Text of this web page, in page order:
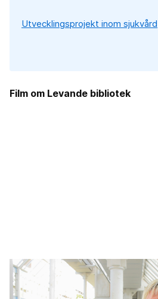
Utvecklingsprojekt inom sjukvård
Film om Levande bibliotek